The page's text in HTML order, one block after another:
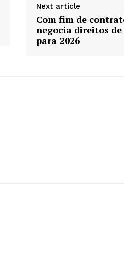
Next article
Com fim de
negocia direitos
para 2026